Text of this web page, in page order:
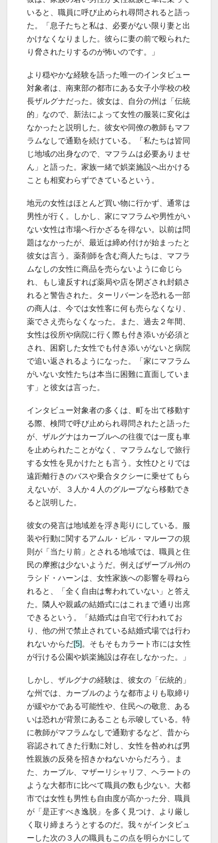
いると、職員に呼び止められ尋問されると語っ
た。「息子たちと私は、必要がない限り妻と出
かけなくなりました。彼らに妻の前で殴られた
り脅されたりするのが怖いのです。」
より穏やかな経験を語った唯一のインタビュー
対象者は、南東部の都市にある女子小学校の校
長ザルグナだった。彼女は、自分の州は「伝統
的」なので、新法によって女性の服装に変化は
なかったと説明した。彼女や同僚の教師もマフ
ラムなしで通勤を続けている。「私たちは皆同
じ地域の出身なので、マフラムは必要ありませ
ん」と語った。家族一緒で娯楽施設へ出かける
ことも相変わらずできているという。
地元の女性はほとんど買い物に行かず、通常は
男性が行く。しかし、家にマフラムや男性がい
ない女性は市場へ行かざるを得ない。以前は問
題はなかったが、最近は締め付けが始まったと
彼女は言う。薬剤師を含む商人たちは、マフラ
ムなしの女性に商品を売らないように命じら
れ、もし違反すれば薬局や店を閉ざされ封鎖さ
れると警告された。ターリバーンを恐れる一部
の商人は、今では女性客に何も売らなくなり、
薬でさえ売らなくなった。また、過去２年間、
女性は役所や病院に行く際も付き添いが必須と
され、困窮した女性でも付き添いがないと病院
で追い返されるようになった。「家にマフラム
がいない女性たちは本当に困難に直面していま
す」と彼女は言った。
インタビュー対象者の多くは、町を出て移動す
る際、検問で呼び止められ尋問されたと語った
が、ザルグナはカーブルへの往復では一度も車
を止められたことがなく、マフラムなしで旅行
する女性を見かけたとも言う。女性ひとりでは
遠距離行きのバスや乗合タクシーに乗せてもら
えないが、３人か４人のグループなら移動でき
ると説明した。
彼女の発言は地域差を浮き彫りにしている。服
装や行動に関するアムル・ビル・マルーフの規
則が「当たり前」とされる地域では、職員と住
民の摩擦は少ないようだ。例えばザーブル州の
ラシド・ハーンは、女性家族への影響を尋ねら
れると、「全く自由は奪われていない」と答え
た。隣人や親戚の結婚式にはこれまで通り出席
できるという。「結婚式は自宅で行われてお
り、他の州で禁止されている結婚式場では行わ
れないからだ[5] 。そもそもカラート市には女性
が行ける公園や娯楽施設は存在しなかった。」
しかし、ザルグナの経験は、彼女の「伝統的」
な州では、カーブルのような都市よりも取締り
が緩やかである可能性や、住民への敬意、ある
いは恐れが背景にあることも示唆している。特
に教師がマフラムなしで通勤するなど、昔から
容認されてきた行動に対し、女性を咎めれば男
性親族の反発を招きかねないからだろう。ま
た、カーブル、マザーリシャリフ、ヘラートの
ような大都市に比べて職員の数も少ない。大都
市では女性も男性も自由度が高かった分、職員
が「是正すべき逸脱」を多く見つけ、より厳し
く取り締まろうとするのだ。我々がインタビュ
ーした次の３人の職員もこの点を明らかにして